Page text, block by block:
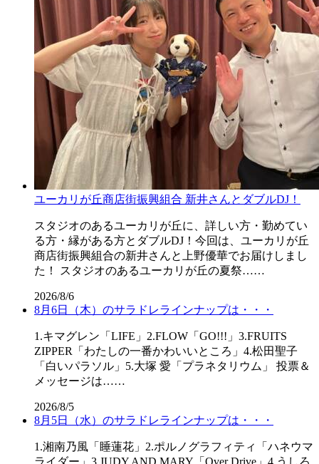
ユーカリが丘商店街振興組合 新井さんとダブルDJ！
スタジオのあるユーカリが丘に、詳しい方・勤めてい
る方・縁がある方とダブルDJ！今回は、ユーカリが丘
商店街振興組合の新井さんと上野優華でお届けしまし
た！ スタジオのあるユーカリが丘の夏祭……
2026/8/6
8月6日（木）のサラドレラインナップは・・・
1.キマグレン「LIFE」2.FLOW「GO!!!」3.FRUITS
ZIPPER「わたしの一番かわいいところ」4.松田聖子
「白いパラソル」5.大塚 愛「プラネタリウム」 投票＆
メッセージは……
2026/8/5
8月5日（水）のサラドレラインナップは・・・
1.湘南乃風「睡蓮花」2.ポルノグラフィティ「ハネウマ